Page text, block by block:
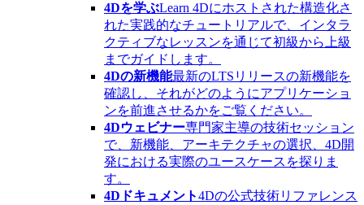
4Dを学ぶLearn 4Dにホストされた構造化さ
れた実践的なチュートリアルで、インタラ
クティブなレッスンを通じて初級から上級
までガイドします。
4Dの新機能最新のLTSリリースの新機能を
確認し、それがどのようにアプリケーショ
ンを前進させるかをご覧ください。
4Dウェビナー専門家主導の技術セッション
で、新機能、アーキテクチャの選択、4D開
発における実際のユースケースを探りま
す。
4Dドキュメント4Dの公式技術リファレンス